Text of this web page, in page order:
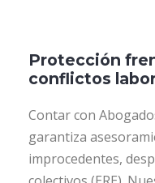
Protección
conflictos
Contar con
garantiza
improcedentes,